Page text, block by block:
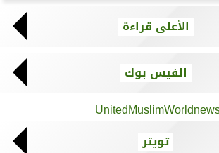
الأعلى قراءة
الفيس بوك
تويتر